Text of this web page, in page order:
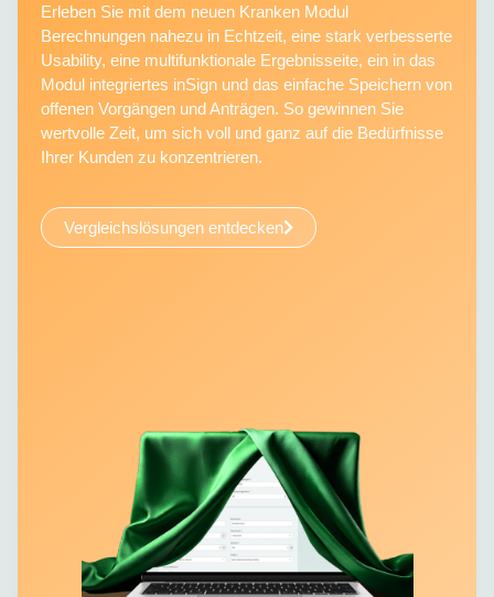
Erleben Sie mit dem neuen Kranken Modul
Berechnungen nahezu in Echtzeit, eine stark verbesserte
Usability, eine multifunktionale Ergebnisseite, ein in das
Modul integriertes inSign und das einfache Speichern von
offenen Vorgängen und Anträgen. So gewinnen Sie
wertvolle Zeit, um sich voll und ganz auf die Bedürfnisse
Ihrer Kunden zu konzentrieren.
Vergleichslösungen entdecken